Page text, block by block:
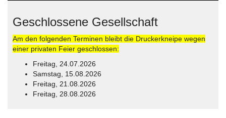
Geschlossene Gesellschaft
Am den folgenden Terminen bleibt die Druckerkneipe wegen
einer privaten Feier geschlossen:
Freitag, 24.07.2026
Samstag, 15.08.2026
Freitag, 21.08.2026
Freitag, 28.08.2026